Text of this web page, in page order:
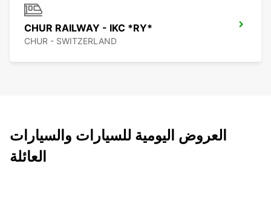
CHUR RAILWAY - IKC *RY*
CHUR - SWITZERLAND
العروض اليومية للسيارات والسيارات
العائلة